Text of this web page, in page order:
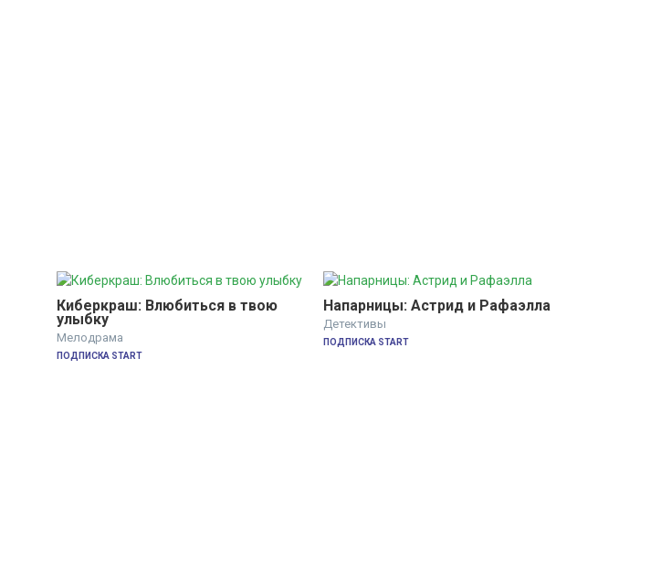
Киберкраш: Влюбиться в твою
улыбку
Мелодрама
ПОДПИСКА START
Напарницы: Астрид и Рафаэлла
Детективы
ПОДПИСКА START